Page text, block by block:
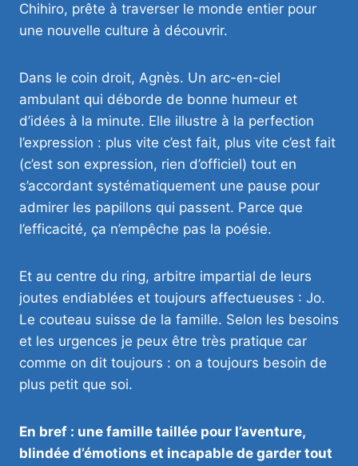
Chihiro, prête à traverser le monde entier pour
une nouvelle culture à découvrir.
Dans le coin droit, Agnès. Un arc-en-ciel
ambulant qui déborde de bonne humeur et
d’idées à la minute. Elle illustre à la perfection
l’expression : plus vite c’est fait, plus vite c’est fait
(c’est son expression, rien d’officiel) tout en
s’accordant systématiquement une pause pour
admirer les papillons qui passent. Parce que
l’efficacité, ça n’empêche pas la poésie.
Et au centre du ring, arbitre impartial de leurs
joutes endiablées et toujours affectueuses : Jo.
Le couteau suisse de la famille. Selon les besoins
et les urgences je peux être très pratique car
comme on dit toujours : on a toujours besoin de
plus petit que soi.
En bref : une famille taillée pour l’aventure,
blindée d’émotions et incapable de garder tout